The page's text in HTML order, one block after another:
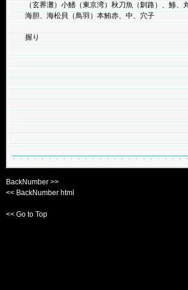
（玄界灘）小鰭（東京湾）秋刀魚（釧路）、鯵、
海胆、海松貝（鳥羽）本鮪赤、中、穴子
握り
BackNumber >>
<< BackNumber html
<< Go to Top